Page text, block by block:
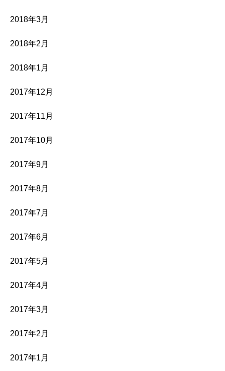
2018年3月
2018年2月
2018年1月
2017年12月
2017年11月
2017年10月
2017年9月
2017年8月
2017年7月
2017年6月
2017年5月
2017年4月
2017年3月
2017年2月
2017年1月